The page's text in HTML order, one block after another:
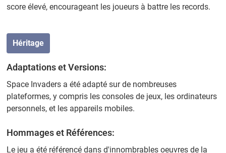
score élevé, encourageant les joueurs à battre les records.
Héritage
Adaptations et Versions:
Space Invaders a été adapté sur de nombreuses
plateformes, y compris les consoles de jeux, les ordinateurs
personnels, et les appareils mobiles.
Hommages et Références:
Le jeu a été référencé dans d'innombrables oeuvres de la